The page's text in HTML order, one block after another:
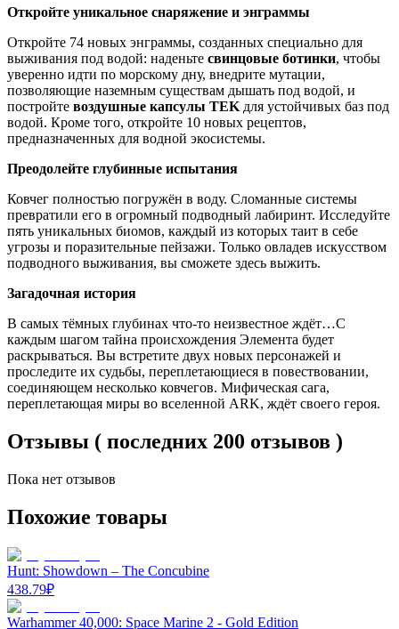
Откройте уникальное снаряжение и энграммы
Откройте 74 новых энграммы, созданных специально для
выживания под водой: наденьте свинцовые ботинки, чтобы
уверенно идти по морскому дну, внедрите мутации,
позволяющие наземным существам дышать под водой, и
постройте воздушные капсулы TEK для устойчивых баз под
водой. Кроме того, откройте 10 новых рецептов,
предназначенных для водной экосистемы.
Преодолейте глубинные испытания
Ковчег полностью погружён в воду. Сломанные системы
превратили его в огромный подводный лабиринт. Исследуйте
пять уникальных биомов, каждый из которых таит в себе
угрозы и поразительные пейзажи. Только овладев искусством
подводного выживания, вы сможете здесь выжить.
Загадочная история
В самых тёмных глубинах что-то неизвестное ждёт…С
каждым шагом тайна происхождения Элемента будет
раскрываться. Вы встретите двух новых персонажей и
проследите их судьбы, переплетающиеся в повествовании,
соединяющем несколько ковчегов. Мифическая сага,
переплетающая миры во вселенной ARK, ждёт своего героя.
Отзывы ( последних 200 отзывов )
Пока нет отзывов
Похожие товары
Hunt: Showdown – The Concubine
438.79₽
Warhammer 40,000: Space Marine 2 - Gold Edition